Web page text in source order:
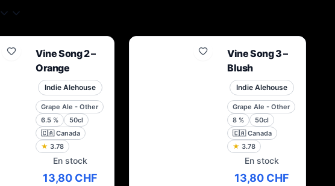
Vine Song 2 –
Orange
Indie Alehouse
Grape Ale - Other
6.5 %
50cl
🇨🇦 Canada
★ 3.78
En stock
13,80 CHF
Vine Song 3 –
Blush
Indie Alehouse
Grape Ale - Other
8 %
50cl
🇨🇦 Canada
★ 3.78
En stock
13,80 CHF